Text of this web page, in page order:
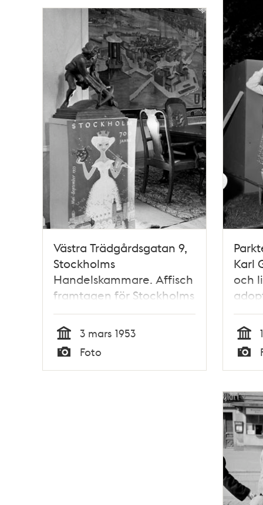
Västra Trädgårdsgatan 9,
Stockholms
Handelskammare. Affisch
framtagen för Stockholms
700-års jubileum.
Skulpturen Bågspännaren
av konstnären Christian
Eriksson
Tid
3 mars 1953
Typ
Foto
Karl
och
med
Tid
Typ